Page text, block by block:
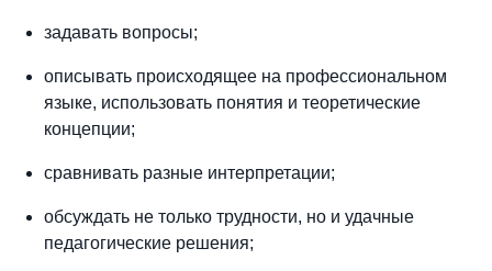
задавать вопросы;
описывать происходящее на профессиональном
языке, использовать понятия и теоретические
концепции;
сравнивать разные интерпретации;
обсуждать не только трудности, но и удачные
педагогические решения;